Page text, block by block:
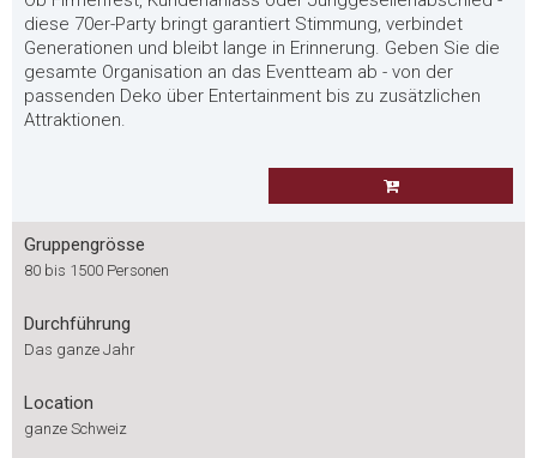
diese 70er-Party bringt garantiert Stimmung, verbindet
Generationen und bleibt lange in Erinnerung. Geben Sie die
gesamte Organisation an das Eventteam ab - von der
passenden Deko über Entertainment bis zu zusätzlichen
Attraktionen.
Gruppengrösse
80 bis 1500 Personen
Durchführung
Das ganze Jahr
Location
ganze Schweiz